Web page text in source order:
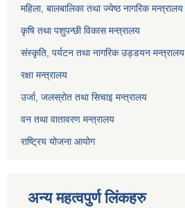
महिला, बालबालिका तथा ज्येष्ठ नागरिक मन्त्रालय
कृषि तथा पशुपन्छी विकास मन्त्रालय
संस्कृति, पर्यटन तथा नागरिक उड्डयन मन्त्रालय
रक्षा मन्त्रालय
उर्जा, जलस्रोत तथा सिचाइ मन्त्रालय
वन तथा वातावरण मन्त्रालय
राष्ट्रिय योजना आयोग
अन्य महत्वपुर्ण लिंकहरु